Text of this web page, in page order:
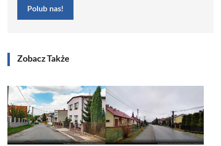
Polub nas!
Zobacz Także